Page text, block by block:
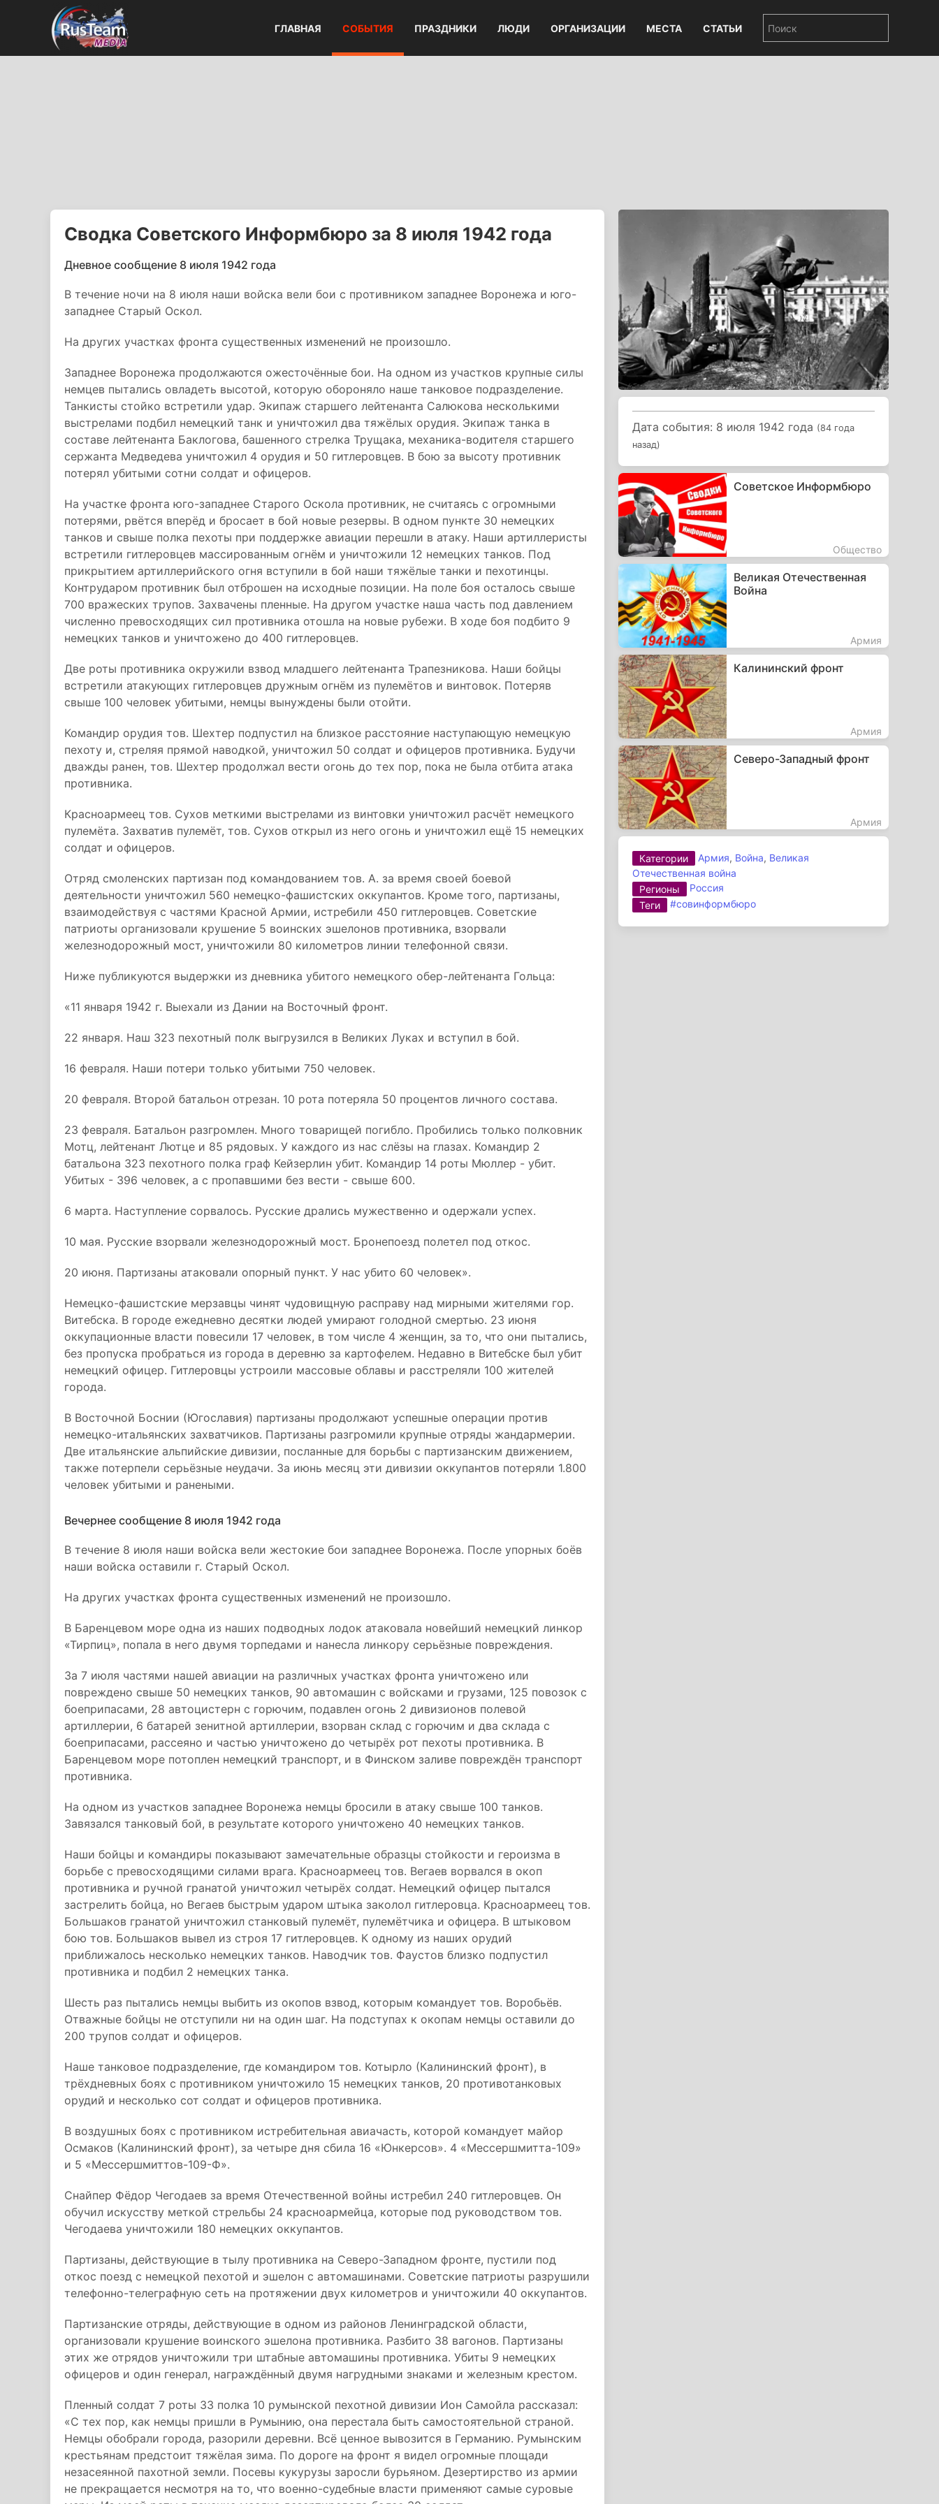
ГЛАВНАЯ СОБЫТИЯ ПРАЗДНИКИ ЛЮДИ ОРГАНИЗАЦИИ МЕСТА СТАТЬИ
Сводка Советского Информбюро за 8 июля 1942 года
Дневное сообщение 8 июля 1942 года
В течение ночи на 8 июля наши войска вели бои с противником западнее Воронежа и юго-
западнее Старый Оскол.
На других участках фронта существенных изменений не произошло.
Западнее Воронежа продолжаются ожесточённые бои. На одном из участков крупные силы
немцев пытались овладеть высотой, которую обороняло наше танковое подразделение.
Танкисты стойко встретили удар. Экипаж старшего лейтенанта Салюкова несколькими
выстрелами подбил немецкий танк и уничтожил два тяжёлых орудия. Экипаж танка в
составе лейтенанта Баклогова, башенного стрелка Трущака, механика-водителя старшего
сержанта Медведева уничтожил 4 орудия и 50 гитлеровцев. В бою за высоту противник
потерял убитыми сотни солдат и офицеров.
На участке фронта юго-западнее Старого Оскола противник, не считаясь с огромными
потерями, рвётся вперёд и бросает в бой новые резервы. В одном пункте 30 немецких
танков и свыше полка пехоты при поддержке авиации перешли в атаку. Наши артиллеристы
встретили гитлеровцев массированным огнём и уничтожили 12 немецких танков. Под
прикрытием артиллерийского огня вступили в бой наши тяжёлые танки и пехотинцы.
Контрударом противник был отброшен на исходные позиции. На поле боя осталось свыше
700 вражеских трупов. Захвачены пленные. На другом участке наша часть под давлением
численно превосходящих сил противника отошла на новые рубежи. В ходе боя подбито 9
немецких танков и уничтожено до 400 гитлеровцев.
Две роты противника окружили взвод младшего лейтенанта Трапезникова. Наши бойцы
встретили атакующих гитлеровцев дружным огнём из пулемётов и винтовок. Потеряв
свыше 100 человек убитыми, немцы вынуждены были отойти.
Командир орудия тов. Шехтер подпустил на близкое расстояние наступающую немецкую
пехоту и, стреляя прямой наводкой, уничтожил 50 солдат и офицеров противника. Будучи
дважды ранен, тов. Шехтер продолжал вести огонь до тех пор, пока не была отбита атака
противника.
Красноармеец тов. Сухов меткими выстрелами из винтовки уничтожил расчёт немецкого
пулемёта. Захватив пулемёт, тов. Сухов открыл из него огонь и уничтожил ещё 15 немецких
солдат и офицеров.
Отряд смоленских партизан под командованием тов. А. за время своей боевой
деятельности уничтожил 560 немецко-фашистских оккупантов. Кроме того, партизаны,
взаимодействуя с частями Красной Армии, истребили 450 гитлеровцев. Советские
патриоты организовали крушение 5 воинских эшелонов противника, взорвали
железнодорожный мост, уничтожили 80 километров линии телефонной связи.
Ниже публикуются выдержки из дневника убитого немецкого обер-лейтенанта Гольца:
«11 января 1942 г. Выехали из Дании на Восточный фронт.
22 января. Наш 323 пехотный полк выгрузился в Великих Луках и вступил в бой.
16 февраля. Наши потери только убитыми 750 человек.
20 февраля. Второй батальон отрезан. 10 рота потеряла 50 процентов личного состава.
23 февраля. Батальон разгромлен. Много товарищей погибло. Пробились только полковник
Мотц, лейтенант Лютце и 85 рядовых. У каждого из нас слёзы на глазах. Командир 2
батальона 323 пехотного полка граф Кейзерлин убит. Командир 14 роты Мюллер - убит.
Убитых - 396 человек, а с пропавшими без вести - свыше 600.
6 марта. Наступление сорвалось. Русские дрались мужественно и одержали успех.
10 мая. Русские взорвали железнодорожный мост. Бронепоезд полетел под откос.
20 июня. Партизаны атаковали опорный пункт. У нас убито 60 человек».
Немецко-фашистские мерзавцы чинят чудовищную расправу над мирными жителями гор.
Витебска. В городе ежедневно десятки людей умирают голодной смертью. 23 июня
оккупационные власти повесили 17 человек, в том числе 4 женщин, за то, что они пытались,
без пропуска пробраться из города в деревню за картофелем. Недавно в Витебске был убит
немецкий офицер. Гитлеровцы устроили массовые облавы и расстреляли 100 жителей
города.
В Восточной Боснии (Югославия) партизаны продолжают успешные операции против
немецко-итальянских захватчиков. Партизаны разгромили крупные отряды жандармерии.
Две итальянские альпийские дивизии, посланные для борьбы с партизанским движением,
также потерпели серьёзные неудачи. За июнь месяц эти дивизии оккупантов потеряли 1.800
человек убитыми и ранеными.
Вечернее сообщение 8 июля 1942 года
В течение 8 июля наши войска вели жестокие бои западнее Воронежа. После упорных боёв
наши войска оставили г. Старый Оскол.
На других участках фронта существенных изменений не произошло.
В Баренцевом море одна из наших подводных лодок атаковала новейший немецкий линкор
«Тирпиц», попала в него двумя торпедами и нанесла линкору серьёзные повреждения.
За 7 июля частями нашей авиации на различных участках фронта уничтожено или
повреждено свыше 50 немецких танков, 90 автомашин с войсками и грузами, 125 повозок с
боеприпасами, 28 автоцистерн с горючим, подавлен огонь 2 дивизионов полевой
артиллерии, 6 батарей зенитной артиллерии, взорван склад с горючим и два склада с
боеприпасами, рассеяно и частью уничтожено до четырёх рот пехоты противника. В
Баренцевом море потоплен немецкий транспорт, и в Финском заливе повреждён транспорт
противника.
На одном из участков западнее Воронежа немцы бросили в атаку свыше 100 танков.
Завязался танковый бой, в результате которого уничтожено 40 немецких танков.
Наши бойцы и командиры показывают замечательные образцы стойкости и героизма в
борьбе с превосходящими силами врага. Красноармеец тов. Вегаев ворвался в окоп
противника и ручной гранатой уничтожил четырёх солдат. Немецкий офицер пытался
застрелить бойца, но Вегаев быстрым ударом штыка заколол гитлеровца. Красноармеец тов.
Большаков гранатой уничтожил станковый пулемёт, пулемётчика и офицера. В штыковом
бою тов. Большаков вывел из строя 17 гитлеровцев. К одному из наших орудий
приближалось несколько немецких танков. Наводчик тов. Фаустов близко подпустил
противника и подбил 2 немецких танка.
Шесть раз пытались немцы выбить из окопов взвод, которым командует тов. Воробьёв.
Отважные бойцы не отступили ни на один шаг. На подступах к окопам немцы оставили до
200 трупов солдат и офицеров.
Наше танковое подразделение, где командиром тов. Котырло (Калининский фронт), в
трёхдневных боях с противником уничтожило 15 немецких танков, 20 противотанковых
орудий и несколько сот солдат и офицеров противника.
В воздушных боях с противником истребительная авиачасть, которой командует майор
Осмаков (Калининский фронт), за четыре дня сбила 16 «Юнкерсов». 4 «Мессершмитта-109»
и 5 «Мессершмиттов-109-Ф».
Снайпер Фёдор Чегодаев за время Отечественной войны истребил 240 гитлеровцев. Он
обучил искусству меткой стрельбы 24 красноармейца, которые под руководством тов.
Чегодаева уничтожили 180 немецких оккупантов.
Партизаны, действующие в тылу противника на Северо-Западном фронте, пустили под
откос поезд с немецкой пехотой и эшелон с автомашинами. Советские патриоты разрушили
телефонно-телеграфную сеть на протяжении двух километров и уничтожили 40 оккупантов.
Партизанские отряды, действующие в одном из районов Ленинградской области,
организовали крушение воинского эшелона противника. Разбито 38 вагонов. Партизаны
этих же отрядов уничтожили три штабные автомашины противника. Убиты 9 немецких
офицеров и один генерал, награждённый двумя нагрудными знаками и железным крестом.
Пленный солдат 7 роты 33 полка 10 румынской пехотной дивизии Ион Самойла рассказал:
«С тех пор, как немцы пришли в Румынию, она перестала быть самостоятельной страной.
Немцы обобрали города, разорили деревни. Всё ценное вывозится в Германию. Румынским
крестьянам предстоит тяжёлая зима. По дороге на фронт я видел огромные площади
незасеянной пахотной земли. Посевы кукурузы заросли бурьяном. Дезертирство из армии
не прекращается несмотря на то, что военно-судебные власти применяют самые суровые
Дата события: 8 июля 1942 года (84 года
назад)
Советское Информбюро
Общество
Великая Отечественная
Война
Армия
Калининский фронт
Армия
Северо-Западный фронт
Армия
Категории Армия, Война, Великая
Отечественная война
Регионы
Россия
Теги
#совинформбюро